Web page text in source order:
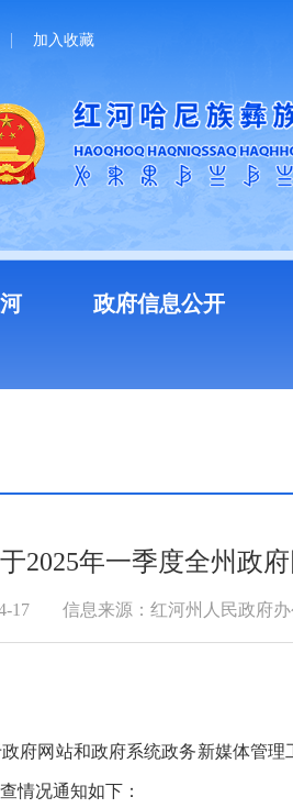
加入收藏
政府信息公开
2025年一季度全州政
17 信息来源：红河州人民政府
府网站和政府系统政务新媒体管
情况通知如下：